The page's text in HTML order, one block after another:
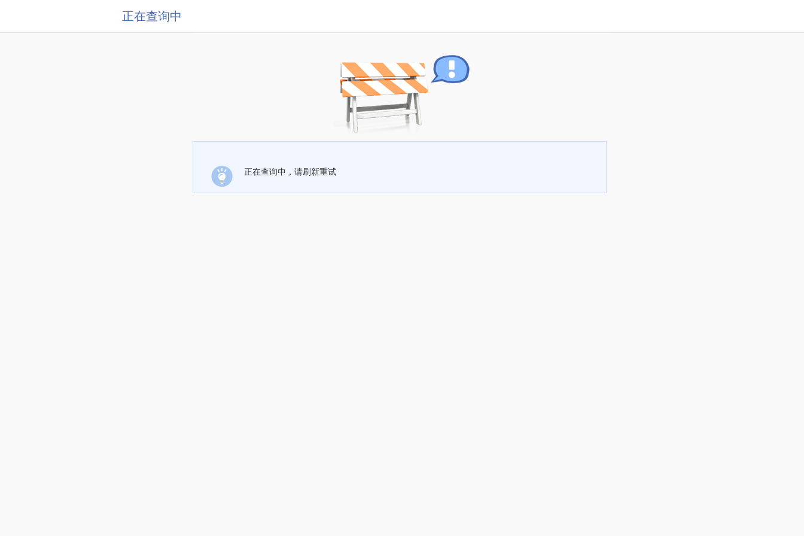
正在查询中
正在查询中，请刷新重试